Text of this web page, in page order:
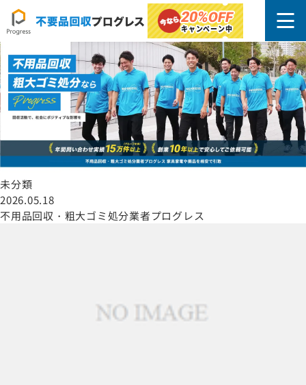
20%OFF
キャンペーン中
稲城市
未分類
2026.05.18
不用品回収・粗大ゴミ処分業者プログレス